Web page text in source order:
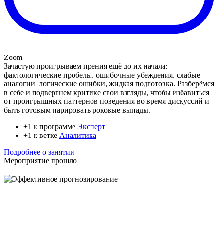
Zoom
Зачастую проигрываем прения ещё до их начала:
фактологические пробелы, ошибочные убеждения, слабые
аналогии, логические ошибки, жидкая подготовка. Разберёмся
в себе и подвергнем критике свои взгляды, чтобы избавиться
от проигрышных паттернов поведения во время дискуссий и
быть готовым парировать роковые выпады.
+1 к программе Эксперт
+1 к ветке Аналитика
Подробнее о занятии
Мероприятие прошло